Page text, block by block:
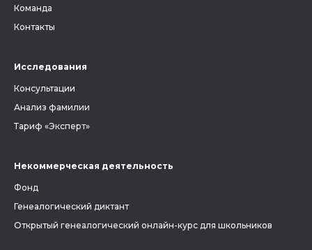
Команда
Контакты
Исследования
Консультации
Анализ фамилии
Тариф «Эксперт»
Некоммерческая деятельность
Фонд
Генеалогический диктант
Открытый генеалогический онлайн-курс для школьников